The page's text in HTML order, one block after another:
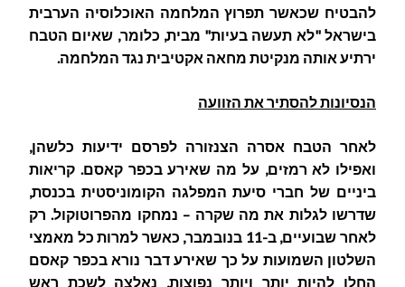
להבטיח שכאשר תפרוץ המלחמה האוכלוסיה הערבית
בישראל "לא תעשה בעיות" מבית, כלומר, שאיום הטבח
ירתיע אותה מנקיטת מחאה אקטיבית נגד המלחמה.
הנסיונות להסתיר את הזוועה
לאחר הטבח אסרה הצנזורה לפרסם ידיעות כלשהן,
ואפילו לא רמזים, על מה שאירע בכפר קאסם. קריאות
ביניים של חברי סיעת המפלגה הקומוניסטית בכנסת,
שדרשו לגלות את מה שקרה – נמחקו מהפרוטוקול. רק
לאחר שבועיים, ב-11 בנובמבר, כאשר למרות כל מאמצי
השלטון השמועות על כך שאירע דבר נורא בכפר קאסם
החלו להיות יותר ויותר נפוצות, נאלצה לשכת ראש